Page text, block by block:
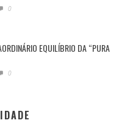
0
EQUILÍBRIO DA “PURA
0